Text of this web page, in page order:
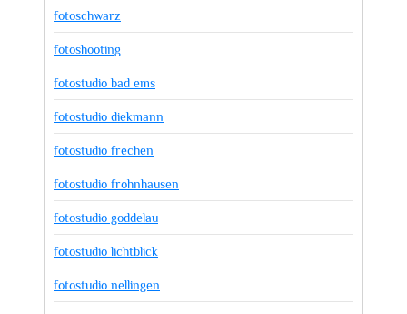
fotoschwarz
fotoshooting
fotostudio bad ems
fotostudio diekmann
fotostudio frechen
fotostudio frohnhausen
fotostudio goddelau
fotostudio lichtblick
fotostudio nellingen